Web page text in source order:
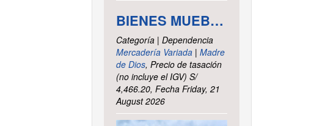
BIENES MUEBLES VARIOS - INTENDENCIA DE TRIBUTOS INTERNOS MADRE DE DIOS
Categoría | Dependencia
Mercadería Variada| Madre
de Dios, Precio de tasación
(no incluye el IGV) S/
4,466.20, Fecha Friday, 21
August 2026